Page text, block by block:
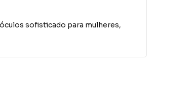
sofisticado para mulheres,